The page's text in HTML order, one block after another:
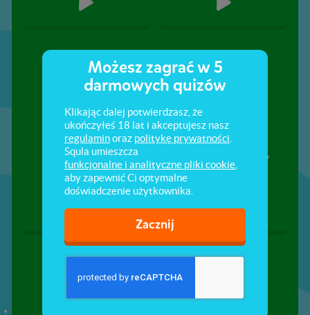
Układ oddechowy Układ pokarmowy
Możesz zagrać w 5
darmowych quizów
Klikając dalej potwierdzasz, że
ukończyłeś 18 lat i akceptujesz nasz
regulaminoraz politykę prywatności
Squla umieszcza
funkcjonalne i analityczne pliki cookie
aby zapewnić Ci optymalne
doświadczenie użytkownika.
Zacznij